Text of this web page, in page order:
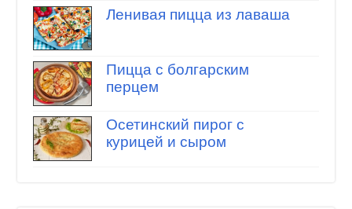
Ленивая пицца из лаваша
Пицца с болгарским
перцем
Осетинский пирог с
курицей и сыром